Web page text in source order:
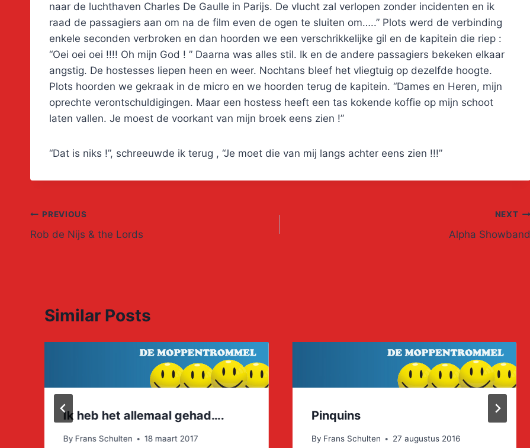
naar de luchthaven Charles De Gaulle in Parijs. De vlucht zal verlopen zonder incidenten en ik
raad de passagiers aan om na de film even de ogen te sluiten om…..” Plots werd de verbinding
enkele seconden verbroken en dan hoorden we een verschrikkelijke gil en de kapitein die riep :
“Oei oei oei !!!! Oh mijn God ! ” Daarna was alles stil. Ik en de andere passagiers bekeken elkaar
angstig. De hostesses liepen heen en weer. Nochtans bleef het vliegtuig op dezelfde hoogte.
Plots hoorden we gekraak in de micro en we hoorden terug de kapitein. “Dames en Heren, mijn
oprechte verontschuldigingen. Maar een hostess heeft een tas kokende koffie op mijn schoot
laten vallen. Je moest de voorkant van mijn broek eens zien !”
“Dat is niks !”, schreeuwde ik terug , “Je moet die van mij langs achter eens zien !!!”
Post
navigation
PREVIOUS
Rob de Nijs & the Lords
NEXT
Alpha Showband
Similar Posts
Ik heb het allemaal gehad….
By Frans Schulten 18 maart 2017
Pinquins
By Frans Schulten 27 augustus 2016